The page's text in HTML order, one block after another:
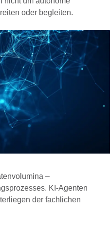
oder begleiten.
–
KI‑Agenten
der fachlichen